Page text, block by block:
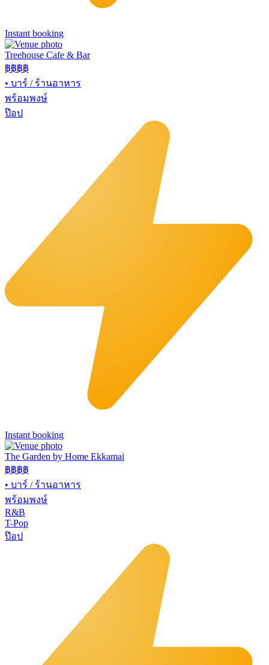
Instant booking
Treehouse Cafe & Bar
฿฿฿฿
• บาร์ / ร้านอาหาร
พร้อมพงษ์
ป๊อป
Instant booking
The Garden by Home Ekkamai
฿฿฿฿
• บาร์ / ร้านอาหาร
พร้อมพงษ์
R&B
T-Pop
ป๊อป